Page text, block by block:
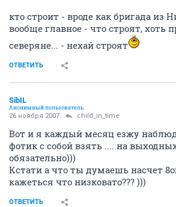
кто строит - вроде как бригада из
вообще главное - что строят, хоть
северяне... - нехай строят
ОТВЕТИТЬ
SibIL
Анонимный пользователь
26 ноября 2007 child_in_time
Вот и я каждый месяц езжу
фотик с собой взять .....на
обязательно)))
Кстати а что ты думаешь насчет
кажеться что низковато??? )))
ОТВЕТИТЬ